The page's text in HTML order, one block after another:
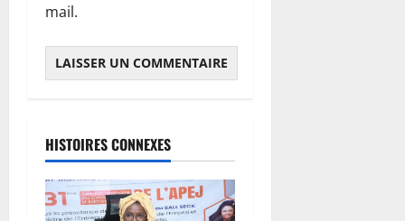
mail.
HISTOIRES CONNEXES